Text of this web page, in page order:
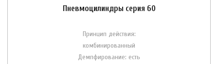
Пневмоцилиндры серия 60
Принцип действия:
комбинированный
Демпфирование: есть